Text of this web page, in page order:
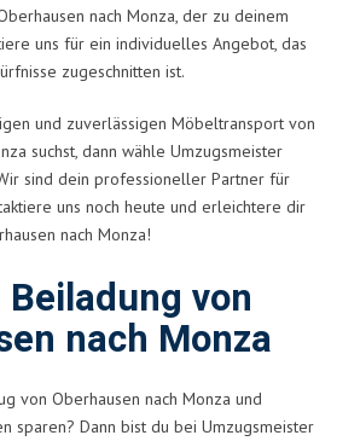
nach Monza, der zu deinem
uns für ein individuelles Angebot, das
zugeschnitten ist.
und zuverlässigen Möbeltransport von
suchst, dann wähle Umzugsmeister
sind dein professioneller Partner für
uns noch heute und erleichtere dir
nach Monza!
von
nach Monza
von Oberhausen nach Monza und
sparen? Dann bist du bei Umzugsmeister